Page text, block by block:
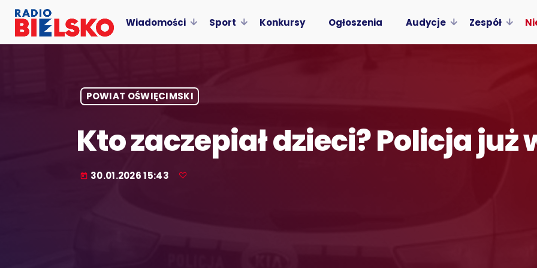
Wiadomości Sport Konkursy Ogłoszenia Audycje Zespół
POWIAT OŚWIĘCIMSKI
Kto zaczepiał dzieci? Policja już
today 30.01.2026 15:43